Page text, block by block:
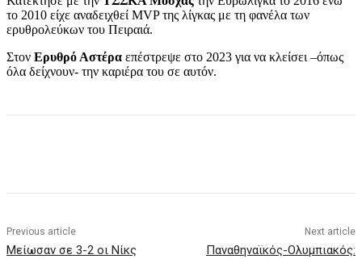
το 2010 είχε αναδειχθεί MVP της λίγκας με τη φανέλα των
ερυθρολεύκων του Πειραιά.
Στον Ερυθρό Αστέρα επέστρεψε στο 2023 για να κλείσει –όπως
όλα δείχνουν- την καριέρα του σε αυτόν.
Previous article
Μείωσαν σε 3-2 οι Νίκς
Next article
Παναθηναϊκός-Ολυμπιακός: